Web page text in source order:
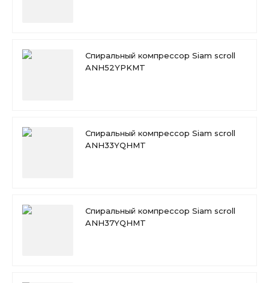
Спиральный компрессор Siam scroll
ANH52YPKMT
Спиральный компрессор Siam scroll
ANH33YQHMT
Спиральный компрессор Siam scroll
ANH37YQHMT